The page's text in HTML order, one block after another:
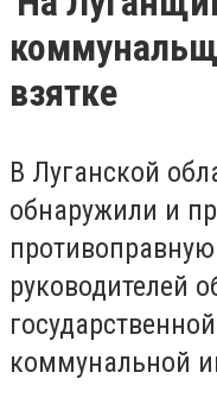
взятке
В Луганской
обнаружили и
руководителей
коммунальной